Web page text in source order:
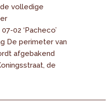
volledige
02 ‘Pacheco’
De perimeter van
afgebakend
de